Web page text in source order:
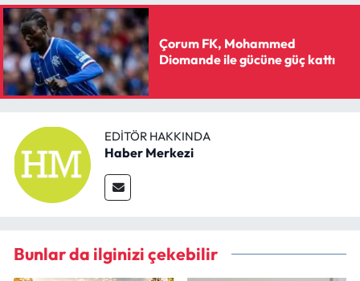
Çorum FK, Mohammed
Diomande ile gücüne güç kattı
EDITÖR HAKKINDA
Haber Merkezi
Bunlar da ilginizi çekebilir